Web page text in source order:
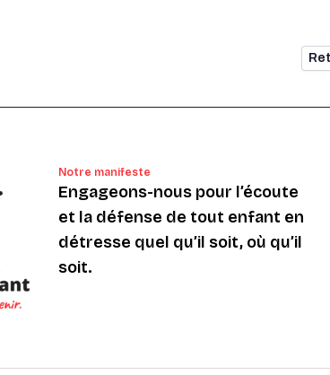
Notre manifeste
Engageons-nous pour l’écoute
et la défense de tout enfant en
détresse quel qu’il soit, où qu’il
soit.